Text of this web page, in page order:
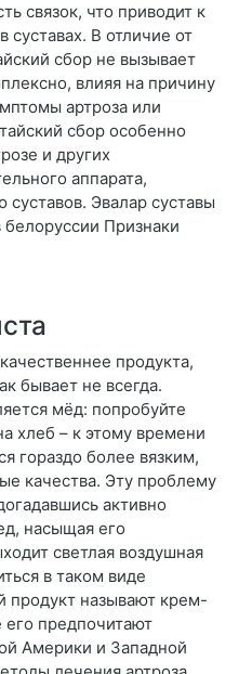
связок, что приводит к
В отличие от
сбор не вызывает
влияя на причину
артроза или
сбор особенно
и других
аппарата,
суставов. Эвалар суставы
Признаки
продукта,
бывает не всегда.
мёд: попробуйте
хлеб – к этому времени
гораздо более вязким,
качества. Эту проблему
активно
насыщая его
светлая воздушная
в таком виде
продукт называют крем-
предпочитают
Америки и Западной